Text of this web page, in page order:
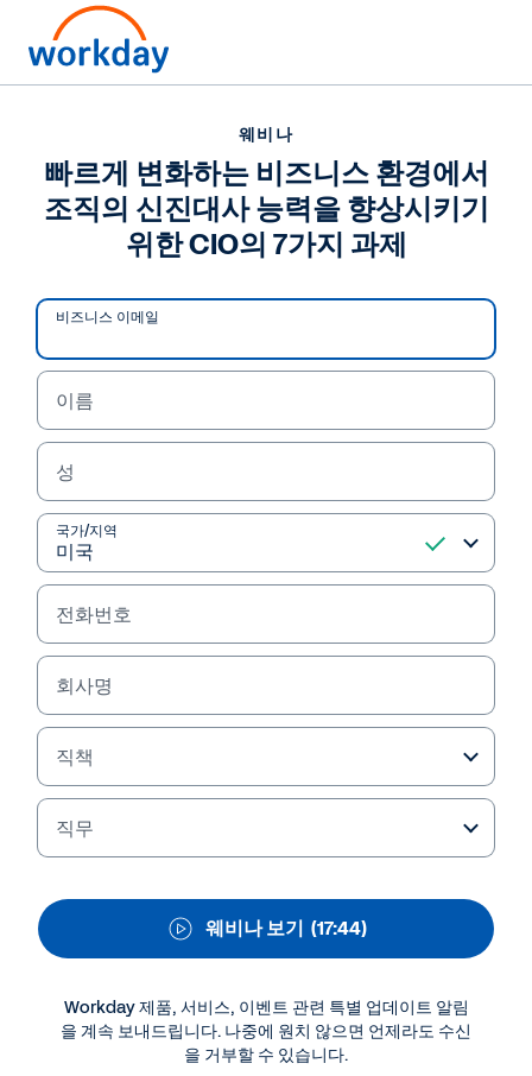
웨비나
빠르게 변화하는 비즈니스
환경에서 조직의 신진대사
능력을 향상시키기 위한
CIO의 7가지 과제
지난 2021년 10월 26일 한국 CIO 포럼 주최 웨비나
에서 진행된 Workday 코리아 지사장 이상훈 님의 웨
비나 녹화영상입니다.
웨비나
빠르게 변화하는 비즈니스 환경에서
조직의 신진대사 능력을 향상시키기
위한 CIO의 7가지 과제
비즈니스 이메일
이름
성
국가/지역
전화번호
회사명
직책
직무
웨비나 보기 (17:44)
Workday 제품, 서비스, 이벤트 관련 특별 업데이트 알림
을 계속 보내드립니다. 나중에 원치 않으면 언제라도 수신
을 거부할 수 있습니다.